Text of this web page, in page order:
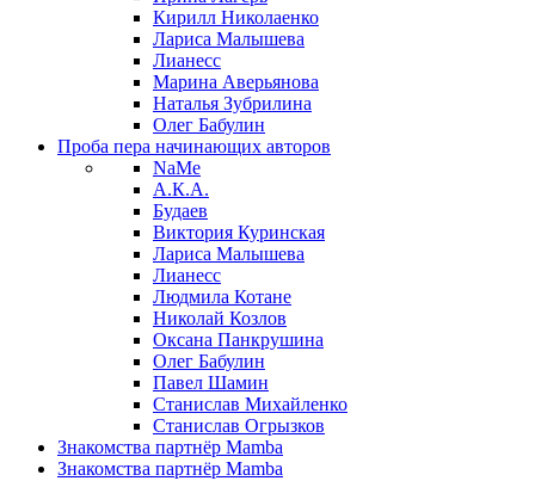
Кирилл Николаенко
Лариса Малышева
Лианесс
Марина Аверьянова
Наталья Зубрилина
Олег Бабулин
Проба пера начинающих авторов
NaMe
А.К.А.
Будаев
Виктория Куринская
Лариса Малышева
Лианесс
Людмила Котане
Николай Козлов
Оксана Панкрушина
Олег Бабулин
Павел Шамин
Станислав Михайленко
Станислав Огрызков
Знакомства партнёр Mamba
Знакомства партнёр Mamba